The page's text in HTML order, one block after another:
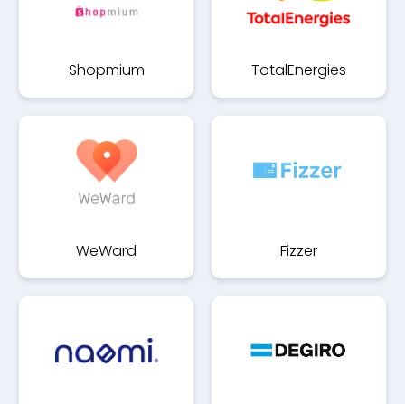
Shopmium TotalEnergies
WeWard Fizzer